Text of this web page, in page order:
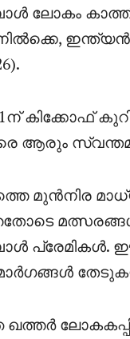
ലോകം
കിക്കോഫ്
ആരും
മുൻനിര
പ്രേമികൾ.
ഖത്തർ